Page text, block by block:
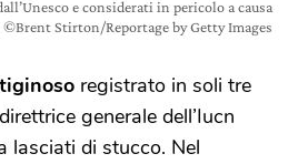
e considerati in pericolo a causa
Stirton/Reportage by Getty Images
registrato in soli tre
generale dell’Iucn
lasciati di stucco. Nel